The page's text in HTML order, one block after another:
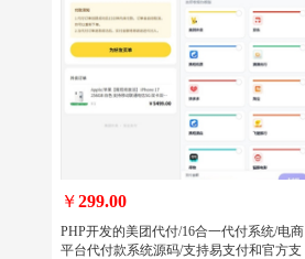
唯美2026新版星域社区开源 社区软件三
端APP源码
￥299.00
PHP开发的美团代付/16合一代付系统/电商
平台代付款系统源码/支持易支付和官方支